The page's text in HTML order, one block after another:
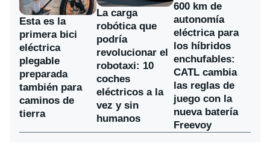
Esta es la
primera bici
eléctrica
plegable
preparada
también para
caminos de
tierra
La carga
robótica que
podría
revolucionar el
robotaxi: 10
coches
eléctricos a la
vez y sin
humanos
600 km de
autonomía
eléctrica para
los híbridos
enchufables:
CATL cambia
las reglas de
juego con la
nueva batería
Freevoy